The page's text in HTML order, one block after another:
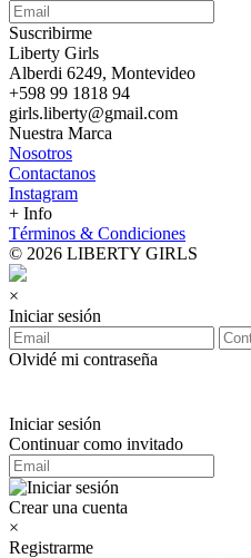
Suscribirme
Liberty Girls
Alberdi 6249, Montevideo
+598 99 1818 94
girls.liberty@gmail.com
Nuestra Marca
Nosotros
Contactanos
Instagram
+ Info
Términos & Condiciones
© 2026 LIBERTY GIRLS
×
Iniciar sesión
Olvidé mi contraseña
Iniciar sesión
Continuar como invitado
Crear una cuenta
×
Registrarme